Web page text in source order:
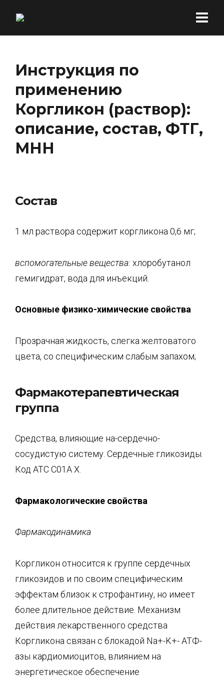
Инструкция по
применению
Коргликон (раствор):
описание, состав, ФТГ,
МНН
Состав
1 мл раствора содержит коргликона 0,6 мг;
вспомогательные вещества: хлоробутанол
гемигидрат, вода для инъекций.
Основные физико-химические свойства
Прозрачная жидкость, слегка желтоватого
цвета, со специфическим слабым запахом;
Фармакотерапевтическая
группа
Средства, влияющие на-сердечно-
сосудистую систему. Сердечные гликозиды.
Код АТС С01А X.
Фармакологические свойства
Фармакодинамика
Коргликон относится к группе сердечных
гликозидов и по своим специфическим
эффектам близок к строфантину, но имеет
более длительное действие. Механизм
действия лекарственного средства
Коргликона связан с блокадой Na+-K+- АТФ-
азы кардиомиоцитов, влиянием на
энергетическое обеспечение